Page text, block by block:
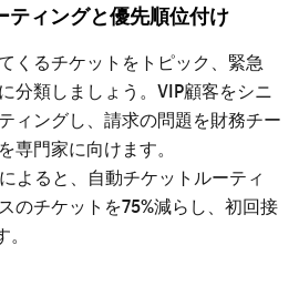
ティングと優先順位付け
くるチケットをトピック、緊急
分類しましょう。VIP顧客をシニ
ィングし、請求の問題を財務チー
専門家に向けます。
よると、自動チケットルーティ
のチケットを75%減らし、初回接